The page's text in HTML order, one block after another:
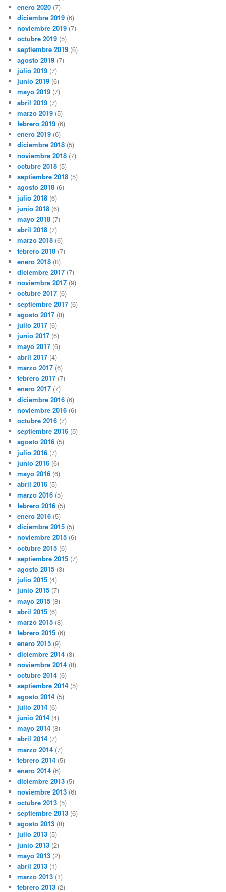
enero 2020 (7)
diciembre 2019 (6)
noviembre 2019 (7)
octubre 2019 (5)
septiembre 2019 (6)
agosto 2019 (7)
julio 2019 (7)
junio 2019 (6)
mayo 2019 (7)
abril 2019 (7)
marzo 2019 (5)
febrero 2019 (6)
enero 2019 (6)
diciembre 2018 (5)
noviembre 2018 (7)
octubre 2018 (5)
septiembre 2018 (5)
agosto 2018 (6)
julio 2018 (6)
junio 2018 (6)
mayo 2018 (7)
abril 2018 (7)
marzo 2018 (6)
febrero 2018 (7)
enero 2018 (8)
diciembre 2017 (7)
noviembre 2017 (9)
octubre 2017 (6)
septiembre 2017 (6)
agosto 2017 (8)
julio 2017 (6)
junio 2017 (6)
mayo 2017 (6)
abril 2017 (4)
marzo 2017 (6)
febrero 2017 (7)
enero 2017 (7)
diciembre 2016 (6)
noviembre 2016 (6)
octubre 2016 (7)
septiembre 2016 (5)
agosto 2016 (5)
julio 2016 (7)
junio 2016 (6)
mayo 2016 (6)
abril 2016 (5)
marzo 2016 (5)
febrero 2016 (5)
enero 2016 (5)
diciembre 2015 (5)
noviembre 2015 (6)
octubre 2015 (6)
septiembre 2015 (7)
agosto 2015 (3)
julio 2015 (4)
junio 2015 (7)
mayo 2015 (8)
abril 2015 (6)
marzo 2015 (8)
febrero 2015 (6)
enero 2015 (9)
diciembre 2014 (8)
noviembre 2014 (8)
octubre 2014 (6)
septiembre 2014 (5)
agosto 2014 (5)
julio 2014 (6)
junio 2014 (4)
mayo 2014 (8)
abril 2014 (7)
marzo 2014 (7)
febrero 2014 (5)
enero 2014 (6)
diciembre 2013 (5)
noviembre 2013 (6)
octubre 2013 (5)
septiembre 2013 (6)
agosto 2013 (8)
julio 2013 (5)
junio 2013 (2)
mayo 2013 (2)
abril 2013 (1)
marzo 2013 (1)
febrero 2013 (2)